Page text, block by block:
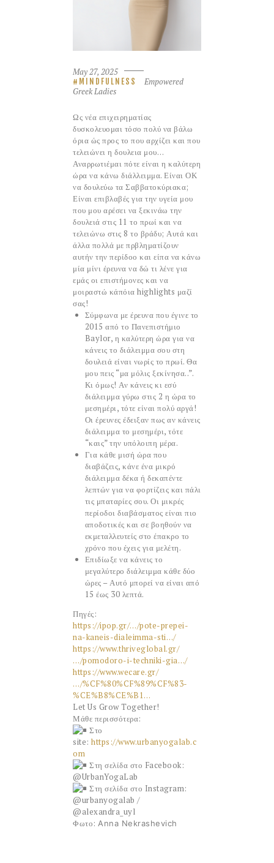
May 27, 2025
MINDFULNESS
Empowered
Greek Ladies
Ως νέα επιχειρηματίας
δυσκολευομαι τόσο πολύ να βάλω
όρια ώς προς το που αρχίζει και που
τελειώνει η δουλεια μου…
Αναρρωτιέμαι πότε είναι η καλύτερη
ώρα να κάνω διάλλειμμα. Είναι ΟΚ
να δουλεύω τα Σαββατοκύριακα;
Είναι επιβλαβές για την υγεία μου
που μου αρέσει να ξεκινάω την
δουλειά στις 11 το πρωί και να
τελειώνω στις 8 το βράδυ; Αυτά και
άλλα πολλά με πρβληματίζουν
αυτήν την περίδοο και είπα να κάνω
μία μίνι έρευνα να δώ τι λένε για
εμάς οι επιστήμονες και να
μοιραστώ κάπόια highlights μαζί
σας!
Σύμφωνα με έρευνα που έγινε το
2015 από το Πανεπιστήμιο
Baylor, η καλύτερη ώρα για να
κάνεις το διάλειμμα σου στη
δουλειά είναι νωρίς το πρωί. Θα
μου πεις “μα μόλις ξεκίνησα..”.
Κι όμως! Αν κάνεις κι εσύ
διάλειμμα γύρω στις 2 η ώρα το
μεσημέρι, τότε είναι πολύ αργά!
Οι έρευνες έδειξαν πως αν κάνεις
διάλειμμα το μεσημέρι, τότε
“καις” την υπόλοιπη μέρα.
Για κάθε μισή ώρα που
διαβάζεις, κάνε ένα μικρό
διάλειμμα δέκα ή δεκαπέντε
λεπτών για να φορτίζεις και πάλι
τις μπαταρίες σου. Οι μικρές
περίοδοι διαβάσματος είναι πιο
αποδοτικές και σε βοηθούν να
εκμεταλλευτείς στο έπακρο το
χρόνο που έχεις για μελέτη.
Επιδίωξε να κάνεις το
μεγαλύτερο διάλειμμα κάθε δύο
ώρες – Αυτό μπορεί να είναι από
15 έως 30 λεπτά.
Πηγές:
https://ipop.gr/…/pote-prepei-
na-kaneis-dialeimma-sti…/
https://www.thriveglobal.gr/
…/pomodoro-i-techniki-gia…/
https://www.wecare.gr/
…/%CF%80%CF%89%CF%83-
%CE%B8%CE%B1…
Let Us Grow Together!
Μάθε περισσότερα:
Στο
site: https://www.urbanyogalab.c
om
Στη σελίδα στο Facebook:
@UrbanYogaLab
Στη σελίδα στο Instagram:
@urbanyogalab /
@alexandra_uyl
Φωτο: Anna Nekrashevich